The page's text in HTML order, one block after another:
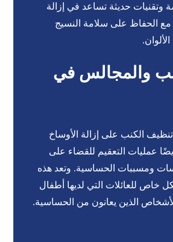
حديثة تساعد في إزالة
مع الحفاظ على سلامة النسيج
والمجالس في
الكنب على إزالة الأوساخ
عمليات التعقيم للقضاء على
ومسببات الحساسية. وتعد هذه
خاص للعائلات التي لديها أطفال
الذين يعانون من الحساسية.